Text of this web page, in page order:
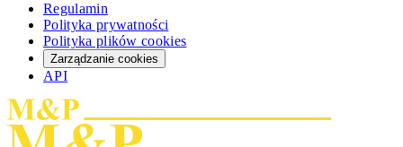
Regulamin
Polityka prywatności
Polityka plików cookies
Zarządzanie cookies
API